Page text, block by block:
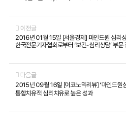
이전글
2016년 01월 15일 [서울경제] 마인드원 심리
한국전문기자협회로부터 ‘보건-심리상담’ 부
다음글
2015년 09월 16일 [이코노믹리뷰] ‘마인드원
통합치유적 심리치유로 높은 성과